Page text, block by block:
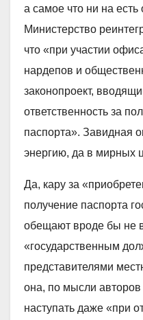
а самое что ни на
Министерство
что «при участии
нардепов и
законопроект,
ответственность за
паспорта». Завидная
энергию, да в мирных
Да, кару за
получение паспорта
обещают вроде бы не
«государственным
представителями
она, по мысли авторов
наступать даже «при